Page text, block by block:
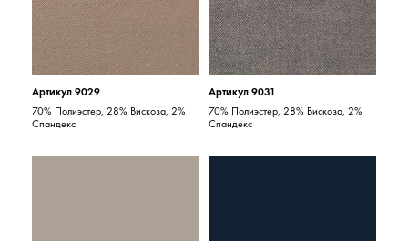
Артикул 9029
70% Полиэстер, 28% Вискоза, 2%
Спандекс
Артикул 9031
70% Полиэстер, 28% Вискоза, 2%
Спандекс